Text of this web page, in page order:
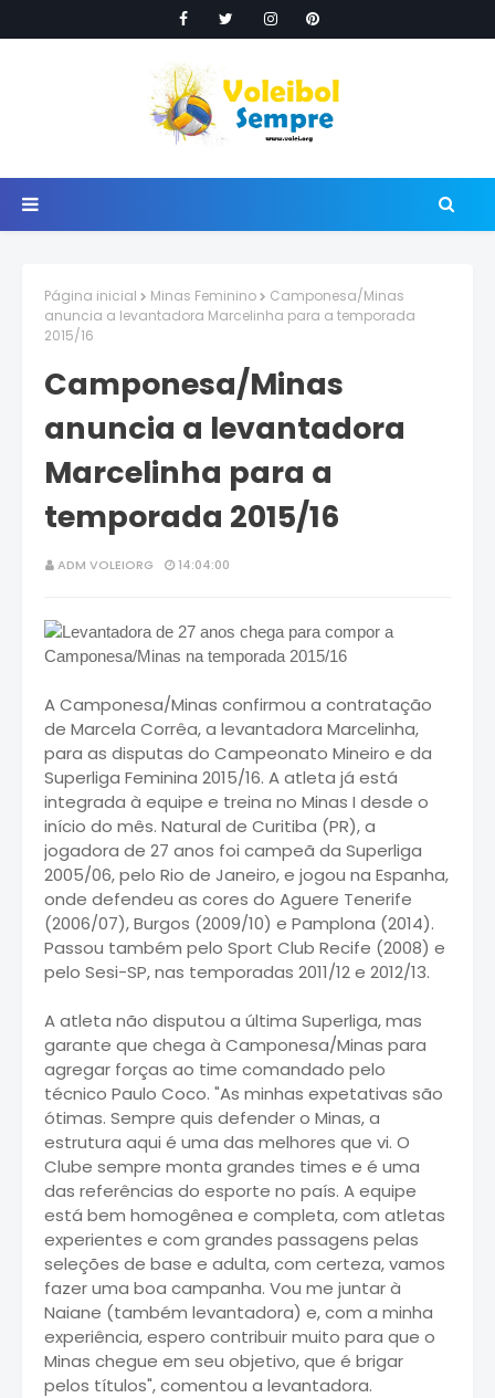
Página inicial Minas Feminino
Camponesa/Minas
anuncia a levantadora Marcelinha para a temporada
2015/16
Camponesa/Minas
anuncia a levantadora
Marcelinha para a
temporada 2015/16
ADM VOLEIORG 14:04:00
A Camponesa/Minas confirmou a contratação
de Marcela Corrêa, a levantadora Marcelinha,
para as disputas do Campeonato Mineiro e da
Superliga Feminina 2015/16. A atleta já está
integrada à equipe e treina no Minas I desde o
início do mês. Natural de Curitiba (PR), a
jogadora de 27 anos foi campeã da Superliga
2005/06, pelo Rio de Janeiro, e jogou na Espanha,
onde defendeu as cores do Aguere Tenerife
(2006/07), Burgos (2009/10) e Pamplona (2014).
Passou também pelo Sport Club Recife (2008) e
pelo Sesi-SP, nas temporadas 2011/12 e 2012/13.
A atleta não disputou a última Superliga, mas
garante que chega à Camponesa/Minas para
agregar forças ao time comandado pelo
técnico Paulo Coco. "As minhas expetativas são
ótimas. Sempre quis defender o Minas, a
estrutura aqui é uma das melhores que vi. O
Clube sempre monta grandes times e é uma
das referências do esporte no país. A equipe
está bem homogênea e completa, com atletas
experientes e com grandes passagens pelas
seleções de base e adulta, com certeza, vamos
fazer uma boa campanha. Vou me juntar à
Naiane (também levantadora) e, com a minha
experiência, espero contribuir muito para que o
Minas chegue em seu objetivo, que é brigar
pelos títulos", comentou a levantadora.